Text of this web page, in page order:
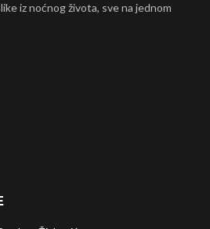
iz noćnog života, sve na jednom